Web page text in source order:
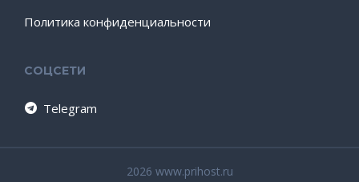
Политика конфиденциальности
СОЦСЕТИ
Telegram
2026 www.prihost.ru